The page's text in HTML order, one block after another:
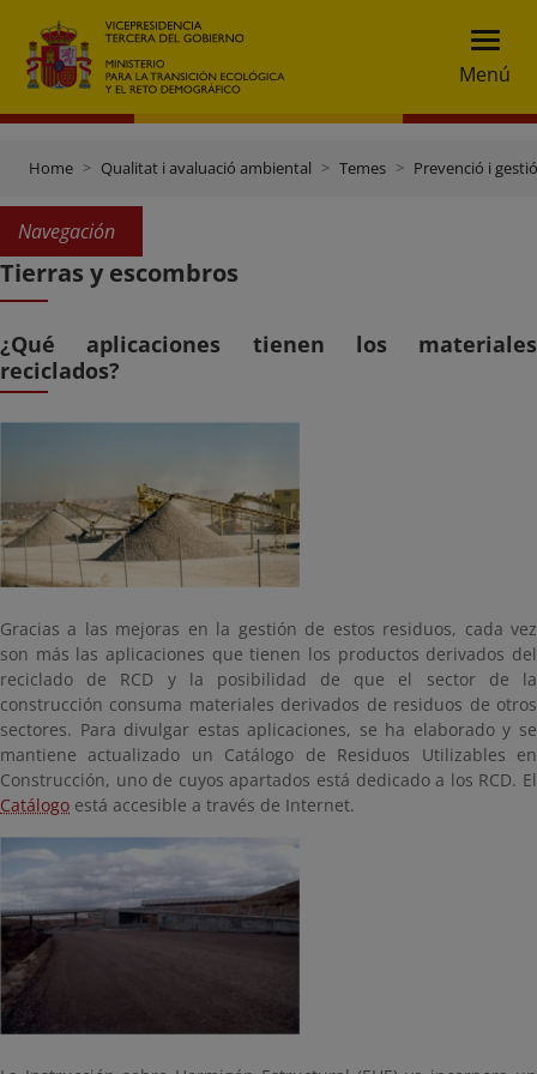
Menú
Home Qualitat i avaluació ambiental Temes Prevenció i
Navegación
Tierras y escombros
¿Qué aplicaciones tienen los materiales
reciclados?
Gracias a las mejoras en la gestión de estos residuos, cada vez
son más las aplicaciones que tienen los productos derivados del
reciclado de RCD y la posibilidad de que el sector de la
construcción consuma materiales derivados de residuos de otros
sectores. Para divulgar estas aplicaciones, se ha elaborado y se
mantiene actualizado un Catálogo de Residuos Utilizables en
Construcción, uno de cuyos apartados está dedicado a los RCD. El
Catálogo está accesible a través de Internet.